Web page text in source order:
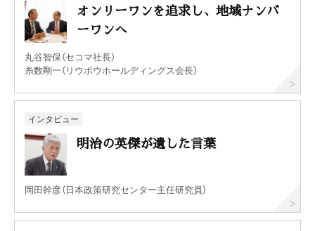
オンリーワンを追求し、地域ナンバ
ーワンへ
丸谷智保（セコマ社長）
糸数剛一（リウボウホールディングス会長）
インタビュー
明治の英傑が遺した言葉
岡田幹彦（日本政策研究センター主任研究員）